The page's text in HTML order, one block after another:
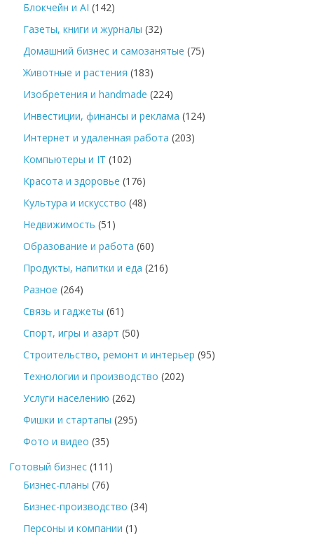
Блокчейн и AI (142)
Газеты, книги и журналы (32)
Домашний бизнес и самозанятые (75)
Животные и растения (183)
Изобретения и handmade (224)
Инвестиции, финансы и реклама (124)
Интернет и удаленная работа (203)
Компьютеры и IT (102)
Красота и здоровье (176)
Культура и искусство (48)
Недвижимость (51)
Образование и работа (60)
Продукты, напитки и еда (216)
Разное (264)
Связь и гаджеты (61)
Спорт, игры и азарт (50)
Строительство, ремонт и интерьер (95)
Технологии и производство (202)
Услуги населению (262)
Фишки и стартапы (295)
Фото и видео (35)
Готовый бизнес (111)
Бизнес-планы (76)
Бизнес-производство (34)
Персоны и компании (1)